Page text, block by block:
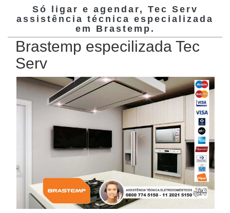
Só ligar e agendar, Tec Serv
assistência técnica especializada
em Brastemp .
Brastemp especilizada Tec
Serv